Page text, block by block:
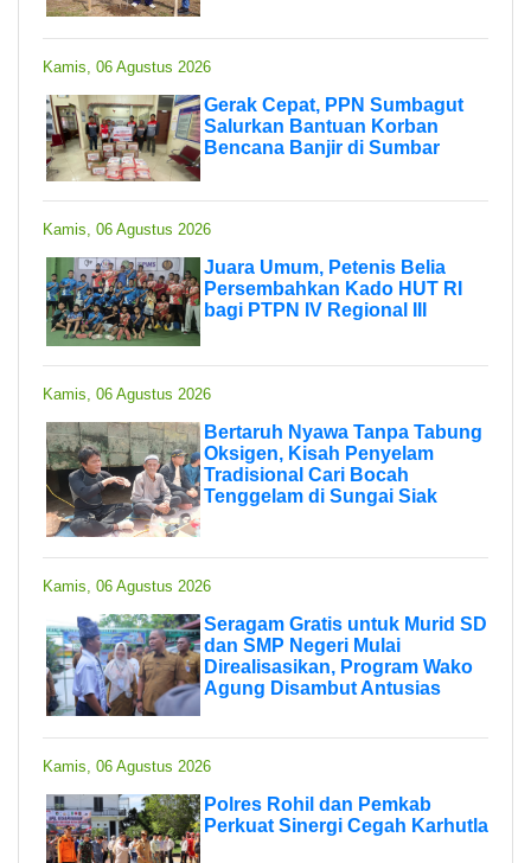
Kamis, 06 Agustus 2026
Gerak Cepat, PPN Sumbagut
Salurkan Bantuan Korban
Bencana Banjir di Sumbar
Kamis, 06 Agustus 2026
Juara Umum, Petenis Belia
Persembahkan Kado HUT RI
bagi PTPN IV Regional III
Kamis, 06 Agustus 2026
Bertaruh Nyawa Tanpa Tabung
Oksigen, Kisah Penyelam
Tradisional Cari Bocah
Tenggelam di Sungai Siak
Kamis, 06 Agustus 2026
Seragam Gratis untuk Murid SD
dan SMP Negeri Mulai
Direalisasikan, Program Wako
Agung Disambut Antusias
Kamis, 06 Agustus 2026
Polres Rohil dan Pemkab
Perkuat Sinergi Cegah Karhutla